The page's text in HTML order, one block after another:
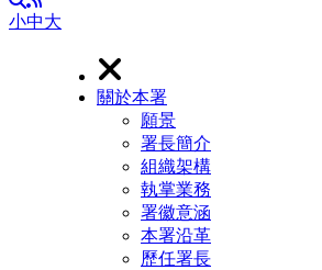
小中大
關於本署
願景
署長簡介
組織架構
執掌業務
署徽意涵
本署沿革
歷任署長